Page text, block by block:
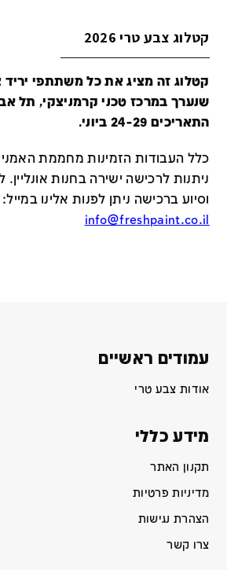
קטלוג צבע טרי 2026
שנערך במרכז טכני קרמניצקי, תל
התאריכים 24-29 ביוני.
כלל העבודות הזמינות מחממת
ניתנות לרכישה ישירה בחנות אונליין.
וסיוע ברכישה ניתן לפנות אלינו במייל:
info@freshpaint.co.il
עמודים ראשיים
אודות צבע טרי
מידע כללי
תקנון האתר
מדיניות פרטיות
הצהרת נגישות
צרו קשר